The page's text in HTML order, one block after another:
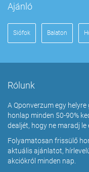
Ajánló
Siófok Balaton
Rólunk
A Qponverzum egy
honlap minden 50-90%
dealjét, hogy ne maradj
Folyamatosan frissülő
aktuális ajánlatot,
akciókról minden nap.